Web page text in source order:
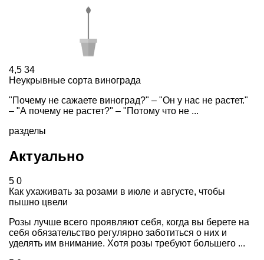
4,5 34
Неукрывные сорта винограда
"Почему не сажаете виноград?" – "Он у нас не растет."
– "А почему не растет?" – "Потому что не ...
разделы
Актуально
5 0
Как ухаживать за розами в июле и августе, чтобы
пышно цвели
Розы лучше всего проявляют себя, когда вы берете на
себя обязательство регулярно заботиться о них и
уделять им внимание. Хотя розы требуют большего ...